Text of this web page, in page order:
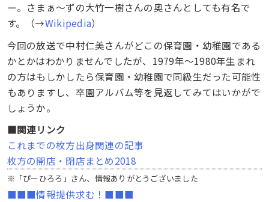
ー。さまぁ～ずの大竹一樹さんの奥さんとしても有名で
す。（→Wikipedia）
今回の放送で中村仁美さんがどこの保育園・幼稚園である
かとかはわかりませんでしたが、1979年〜1980年生まれ
の方はもしかしたら保育園・幼稚園で同級生だった可能性
もありますし、卒園アルバム等を見返してみてはいかがで
しょうか。
■関連リンク
これまでの枚方出身関連の記事
枚方の開店・閉店まとめ2018
※「ぴーひろろ」さん、情報ありがとうございました
■■■情報提供求む！■■■